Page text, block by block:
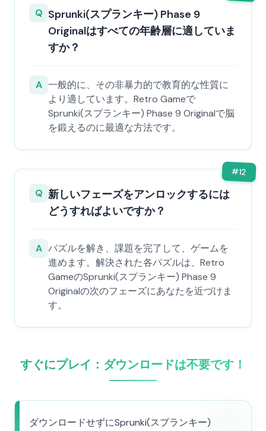
Q Sprunki(スプランキー) Phase 9
Originalはすべての年齢層に適していま
すか？
A 一般的に、その非暴力的で教育的な性質に
より適しています。Retro Gameで
Sprunki(スプランキー) Phase 9 Originalで脳
を鍛えるのに最適な方法です。
#12
Q 新しいフェーズをアンロックするには
どうすればよいですか？
A パズルを解き、課題を完了して、ゲームを
進めます。解決された各パズルは、Retro
GameのSprunki(スプランキー) Phase 9
Originalの次のフェーズにあなたを近づけま
す。
すぐにプレイ：ダウンロードは不要です！
ダウンロードせずにSprunki(スプランキー)